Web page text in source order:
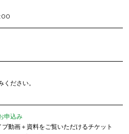
ください。
申込み
動画＋資料をご覧いただけるチケット